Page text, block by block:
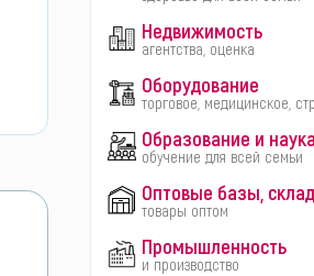
Недвижимость
агентства, оценка
Оборудование
торговое, медицинское,
Образование и наука
обучение для всей семьи
Оптовые базы,
товары оптом
Промышленность
и производство